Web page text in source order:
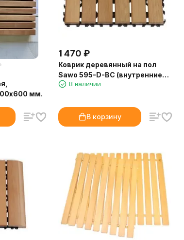
мм.
1 470 ₽
Коврик деревянный на пол
Sawo 595-D-BC (внутренние
блоки)В наличии
В корзину